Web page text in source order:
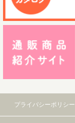
プライバシーポリシー